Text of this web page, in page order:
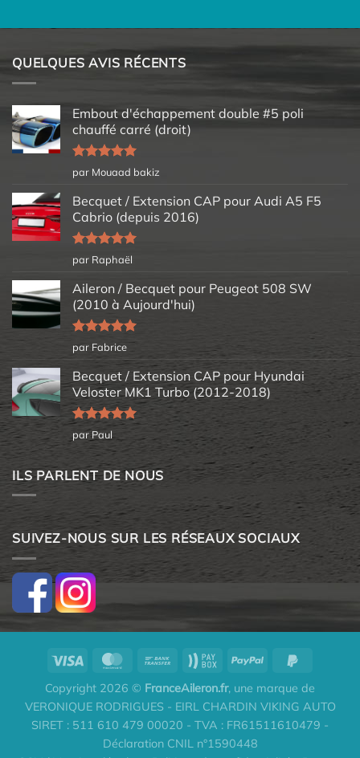
QUELQUES AVIS RÉCENTS
Embout d'échappement double #5 poli
chauffé carré (droit)
Note5sur
5
par Mouaad bakiz
Becquet / Extension CAP pour Audi A5 F5
Cabrio (depuis 2016)
Note5sur
5
par Raphaël
Aileron / Becquet pour Peugeot 508 SW
(2010 à Aujourd'hui)
Note5sur
5
par Fabrice
Becquet / Extension CAP pour Hyundai
Veloster MK1 Turbo (2012-2018)
Note5sur
5
par Paul
ILS PARLENT DE NOUS
SUIVEZ-NOUS SUR LES RÉSEAUX SOCIAUX
Copyright 2026 © FranceAileron.fr, une marque de
VERONIQUE RODRIGUES - EIRL CHARDIN VIKING AUTO
SIRET : 511 610 479 00020 - TVA : FR61511610479 -
Déclaration CNIL n°1590448